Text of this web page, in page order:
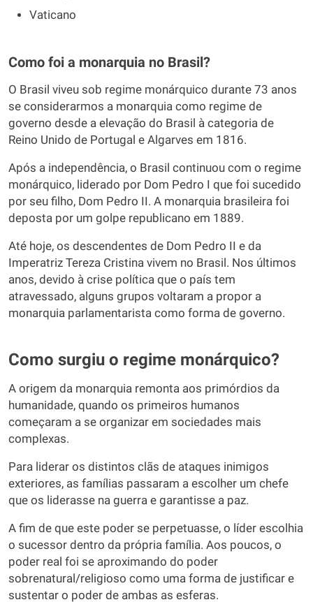
Vaticano
Como foi a monarquia no Brasil?
O Brasil viveu sob regime monárquico durante 73 anos
se considerarmos a monarquia como regime de
governo desde a elevação do Brasil à categoria de
Reino Unido de Portugal e Algarves em 1816.
Após a independência, o Brasil continuou com o regime
monárquico, liderado por Dom Pedro I que foi sucedido
por seu filho, Dom Pedro II. A monarquia brasileira foi
deposta por um golpe republicano em 1889.
Até hoje, os descendentes de Dom Pedro II e da
Imperatriz Tereza Cristina vivem no Brasil. Nos últimos
anos, devido à crise política que o país tem
atravessado, alguns grupos voltaram a propor a
monarquia parlamentarista como forma de governo.
Como surgiu o regime monárquico?
A origem da monarquia remonta aos primórdios da
humanidade, quando os primeiros humanos
começaram a se organizar em sociedades mais
complexas.
Para liderar os distintos clãs de ataques inimigos
exteriores, as famílias passaram a escolher um chefe
que os liderasse na guerra e garantisse a paz.
A fim de que este poder se perpetuasse, o líder escolhia
o sucessor dentro da própria família. Aos poucos, o
poder real foi se aproximando do poder
sobrenatural/religioso como uma forma de justificar e
sustentar o poder de ambas as esferas.